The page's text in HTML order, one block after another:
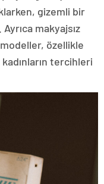
gizemli bir
makyajsız
modeller, özellikle
tercihleri